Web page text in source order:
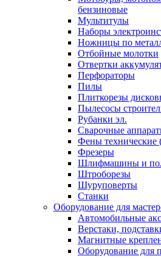
бензиновые
Мультитулы
Наборы
Ножницы по
Отбойные молотки
Отвертки
Перфораторы
Пилы
Плиткорезы
Пылесосы
Рубанки эл.
Сварочные
Фены технические
Фрезеры
Шлифмашины и
Штроборезы
Шуруповерты
Станки
Оборудование для
Автомобильные
Верстаки,
Магнитные
Оборудование для